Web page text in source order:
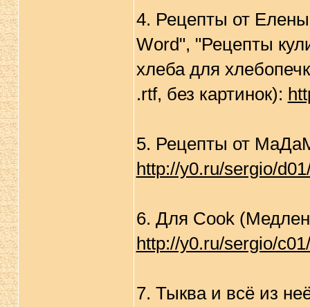
4. Рецепты от
Word", "Рецепты
хлеба для
.rtf, без картинок):
5. Рецепты от
http://y0.ru/sergio/
6. Для Cook
http://y0.ru/sergio/c01/
7. Тыква и всё из